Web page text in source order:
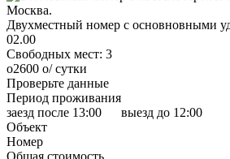
Двухместный номер с основновными
02.00
Свободных мест: 3
o2600 o/ сутки
Проверьте данные
Период проживания
заезд после 13:00 выезд до 12:00
Объект
Номер
Общая стоимость